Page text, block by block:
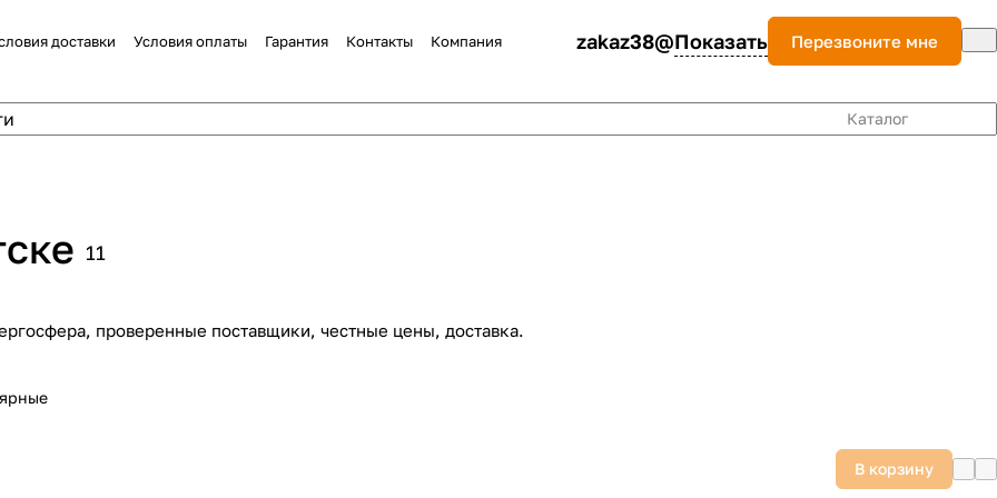
доставки Условия оплаты Гарантия Контакты Компания zakaz38@Показать Перезвоните мне
Каталог
11
проверенные поставщики, честные цены, доставка.
В корзину